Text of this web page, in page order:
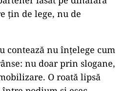
țin de lege, nu de
contează nu înțelege cum
nu doar prin slogane,
O roată lipsă